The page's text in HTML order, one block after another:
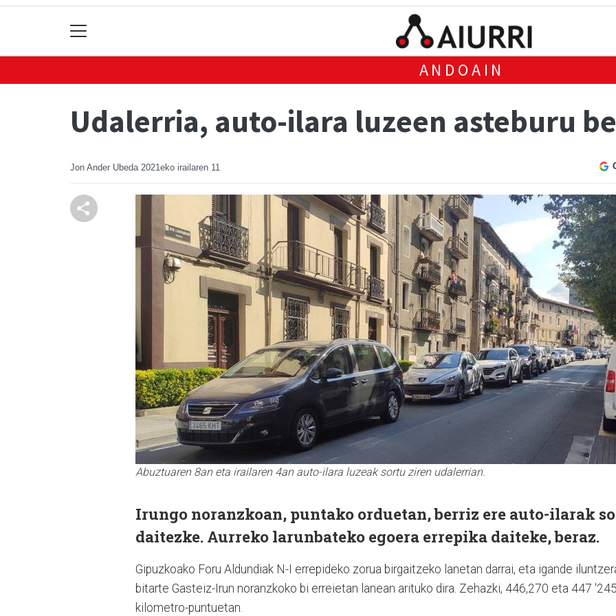
ANDOAIN
Udalerria, auto-ilara luzeen asteburu
Jon Ander Ubeda 2021eko irailaren 11
Abuztuaren 8an eta irailaren 4an auto-ilara luzeak sortu ziren udalerrian.
Irungo noranzkoan, puntako orduetan, berriz ere auto-ilarak
daitezke. Aurreko larunbateko egoera errepika daiteke, beraz.
Gipuzkoako Foru Aldundiak N-I errepideko zorua birgaitzeko lanetan darrai, eta igande
bitarte Gasteiz-Irun noranzkoko bi erreietan lanean arituko dira. Zehazki, 446,270 eta 447 '245
kilometro-puntuetan.